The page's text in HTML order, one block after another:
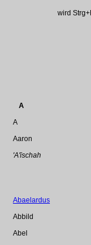
wird
A
A
Aaron
'A'īschah
Abaelardus
Abbild
Abel